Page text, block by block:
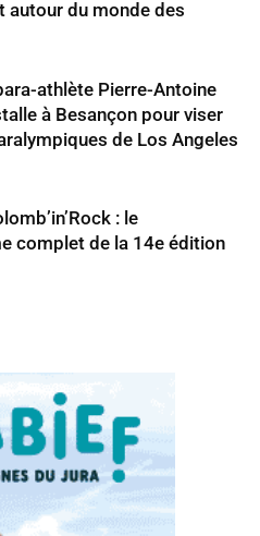
autour du monde des
athlète Pierre-Antoine
à Besançon pour viser
de Los Angeles
: le
complet de la 14e édition